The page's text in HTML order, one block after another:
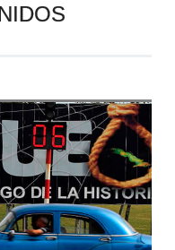
Andrés Vázquez de Sola